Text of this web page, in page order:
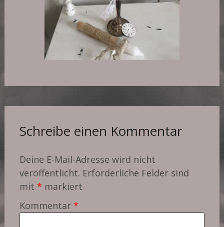
Schreibe einen Kommentar
Deine E-Mail-Adresse wird nicht
veröffentlicht. Erforderliche Felder sind
mit * markiert
Kommentar *